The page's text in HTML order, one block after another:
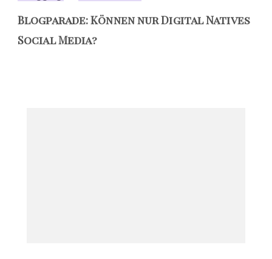
Blogparade: Können nur Digital Natives
Social Media?